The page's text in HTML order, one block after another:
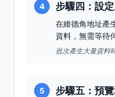
4 步驟四：設
在維德角地址產
資料，無需等待
批次產生大量資料
5 步驟五：預